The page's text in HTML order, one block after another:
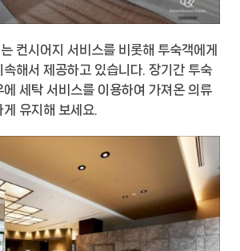
컨시어지 서비스를 비롯해 투숙객에게
해서 제공하고 있습니다. 장기간 투숙
세탁 서비스를 이용하여 가져온 의류
유지해 보세요.